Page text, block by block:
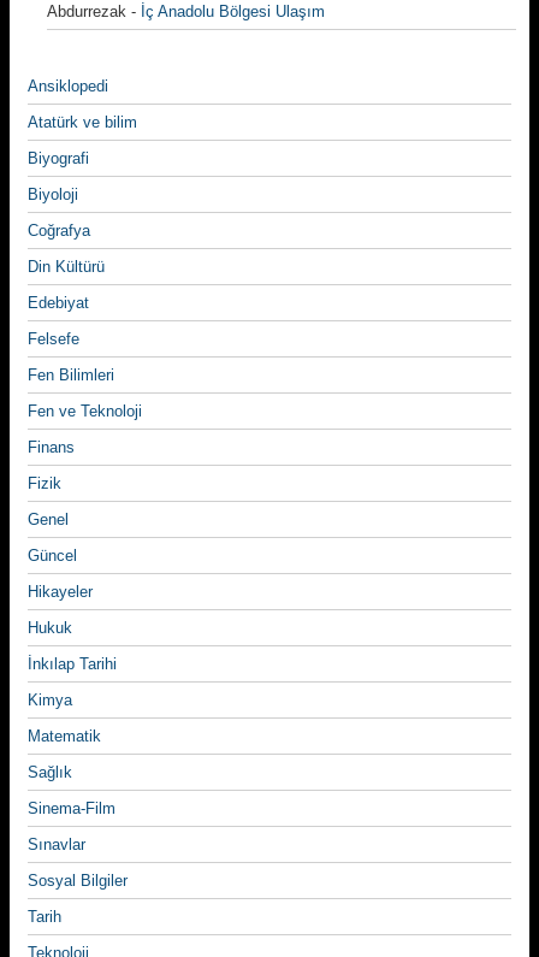
Abdurrezak - İç Anadolu Bölgesi Ulaşım
Ansiklopedi
Atatürk ve bilim
Biyografi
Biyoloji
Coğrafya
Din Kültürü
Edebiyat
Felsefe
Fen Bilimleri
Fen ve Teknoloji
Finans
Fizik
Genel
Güncel
Hikayeler
Hukuk
İnkılap Tarihi
Kimya
Matematik
Sağlık
Sinema-Film
Sınavlar
Sosyal Bilgiler
Tarih
Teknoloji